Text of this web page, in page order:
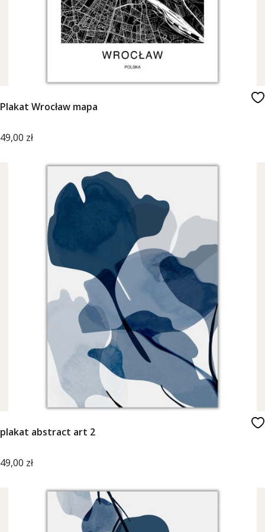
Plakat Wrocław mapa
Cena
49,00 zł
plakat abstract art 2
Cena
49,00 zł